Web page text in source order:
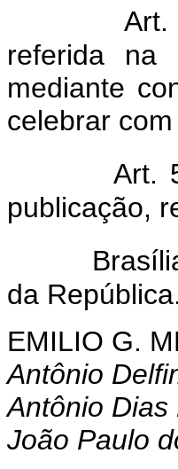
Art.
referida na
mediante
celebrar
Art.
publicação,
da República.
EMILIO G.
Antônio
Antônio
João Paulo